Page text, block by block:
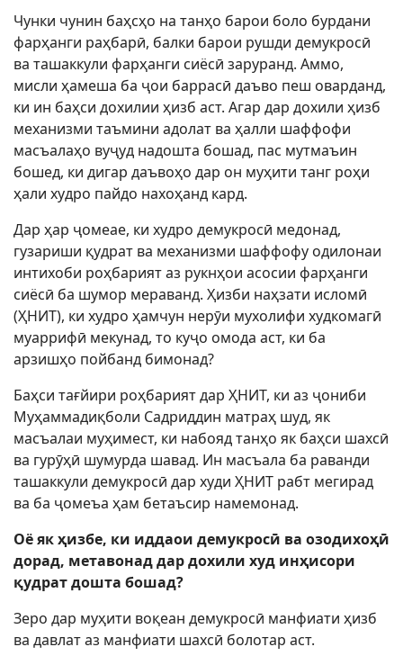
Чунки чунин баҳсҳо на танҳо барои боло бурдани
фарҳанги раҳбарӣ, балки барои рушди демукросӣ
ва ташаккули фарҳанги сиёсӣ заруранд. Аммо,
мисли ҳамеша ба ҷои баррасӣ даъво пеш оварданд,
ки ин баҳси дохилии ҳизб аст. Агар дар дохили ҳизб
механизми таъмини адолат ва ҳалли шаффофи
масъалаҳо вуҷуд надошта бошад, пас мутмаъин
бошед, ки дигар даъвоҳо дар он муҳити танг роҳи
ҳали худро пайдо нахоҳанд кард.
Дар ҳар ҷомеае, ки худро демукросӣ медонад,
гузариши қудрат ва механизми шаффофу одилонаи
интихоби роҳбарият аз рукнҳои асосии фарҳанги
сиёсӣ ба шумор мераванд. Ҳизби наҳзати исломӣ
(ҲНИТ), ки худро ҳамчун нерӯи мухолифи худкомагӣ
муаррифӣ мекунад, то куҷо омода аст, ки ба
арзишҳо пойбанд бимонад?
Баҳси тағйири роҳбарият дар ҲНИТ, ки аз ҷониби
Муҳаммадиқболи Садриддин матраҳ шуд, як
масъалаи муҳимест, ки набояд танҳо як баҳси шахсӣ
ва гурӯҳӣ шумурда шавад. Ин масъала ба раванди
ташаккули демукросӣ дар худи ҲНИТ рабт мегирад
ва ба ҷомеъа ҳам бетаъсир намемонад.
Оё як ҳизбе, ки иддаои демукросӣ ва озодихоҳӣ
дорад, метавонад дар дохили худ инҳисори
қудрат дошта бошад?
Зеро дар муҳити воқеан демукросӣ манфиати ҳизб
ва давлат аз манфиати шахсӣ болотар аст.